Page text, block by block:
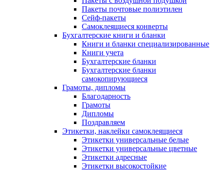
Пакеты почтовые полиэтилен
Сейф-пакеты
Самоклеящиеся конверты
Бухгалтерские книги и бланки
Книги и бланки специализированные
Книги учета
Бухгалтерские бланки
Бухгалтерские бланки
самокопирующиеся
Грамоты, дипломы
Благодарность
Грамоты
Дипломы
Поздравляем
Этикетки, наклейки самоклеящиеся
Этикетки универсальные белые
Этикетки универсальные цветные
Этикетки адресные
Этикетки высокостойкие